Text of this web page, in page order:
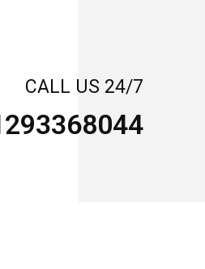
CALL US 24/7